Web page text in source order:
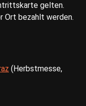
gelten.
Ort bezahlt werden.
(Herbstmesse,